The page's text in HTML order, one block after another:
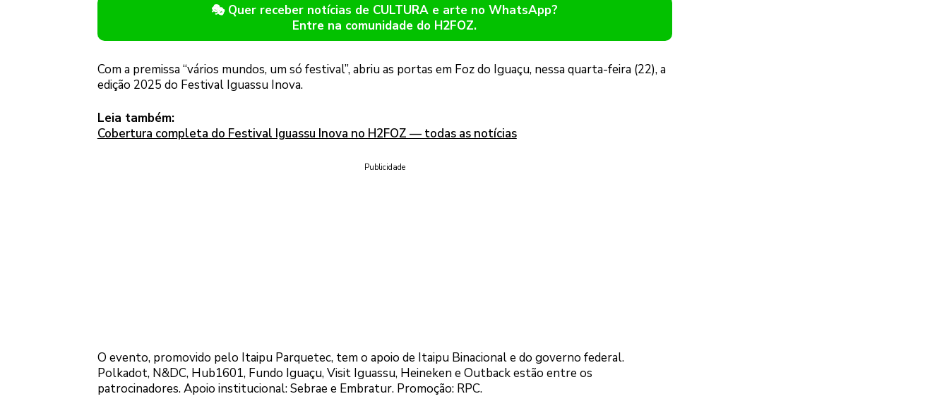
🎭 Quer receber notícias de CULTURA e arte no WhatsApp?
Entre na comunidade do H2FOZ.
Com a premissa “vários mundos, um só festival”, abriu as portas em Foz do Iguaçu, nessa quarta-feira (22), a
edição 2025 do Festival Iguassu Inova.
Leia também:
Cobertura completa do Festival Iguassu Inova no H2FOZ — todas as notícias
Publicidade
O evento, promovido pelo Itaipu Parquetec, tem o apoio de Itaipu Binacional e do governo federal.
Polkadot, N&DC, Hub1601, Fundo Iguaçu, Visit Iguassu, Heineken e Outback estão entre os
patrocinadores. Apoio institucional: Sebrae e Embratur. Promoção: RPC.